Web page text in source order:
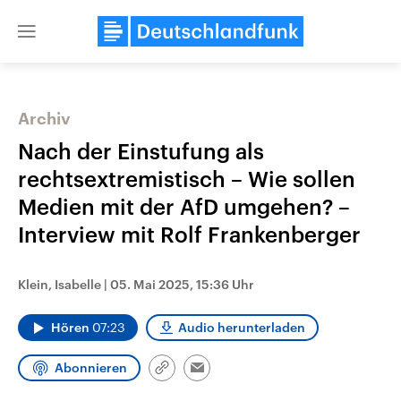
Close
Landtagswahl Sachsen-Anhalt
2026
Alle Informationen
Sachsen-Anhalt wählt am 6.
September 2026 einen neuen
Landtag. Seit 2021 wird das
USA
Aktuelle Beiträge,
Hintergründe
Archiv
Nach der Einstufung als
rechtsextremistisch – Wie sollen
Medien mit der AfD umgehen? –
Interview mit Rolf Frankenberger
Klein, Isabelle | 05. Mai 2025, 15:36 Uhr
Hören 07:23 Audio herunterladen
Abonnieren
Link
Email